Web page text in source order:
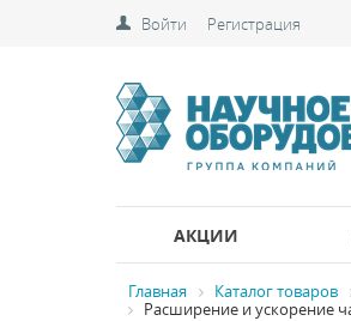
Войти Регистрация
АКЦИИ
Главная Каталог товаров
Расширение и ускорение